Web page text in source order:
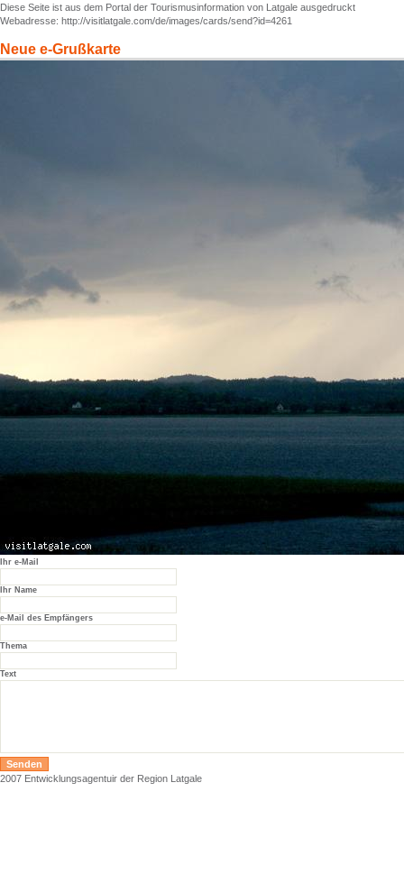
Diese Seite ist aus dem Portal der Tourismusinformation von Latgale ausgedruckt
Webadresse: http://visitlatgale.com/de/images/cards/send?id=4261
Neue e-Grußkarte
Ihr e-Mail
Ihr Name
e-Mail des Empfängers
Thema
Text
2007 Entwicklungsagentuir der Region Latgale